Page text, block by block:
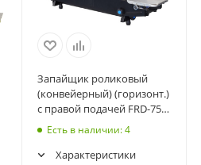
Запайщик роликовый
(конвейерный) (горизонт.)
с правой подачей FRD-750I
NEWЕсть в наличии: 4
Характеристики